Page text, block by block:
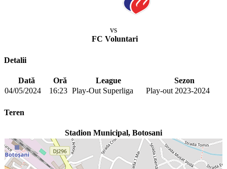
vs
FC Voluntari
Detalii
Dată Oră League
Sezon
04/05/2024
16:23 Play-Out Superliga Play-out 2023-2024
Teren
Stadion Municipal, Botosani